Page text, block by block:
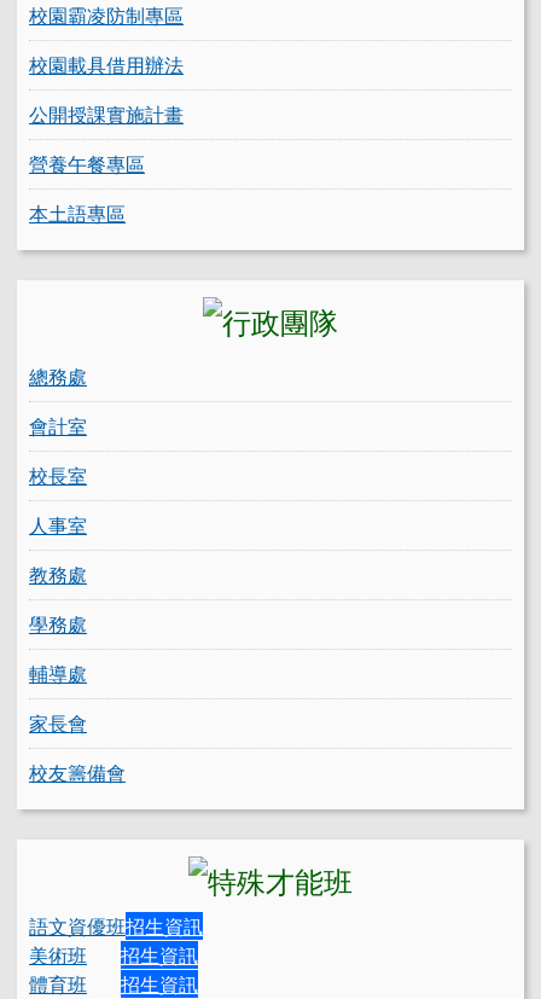
校園霸凌防制專區
校園載具借用辦法
公開授課實施計畫
營養午餐專區
本土語專區
總務處
會計室
校長室
人事室
教務處
學務處
輔導處
家長會
校友籌備會
語文資優班招生資訊
美術班
招生資訊
體育班
招生資訊